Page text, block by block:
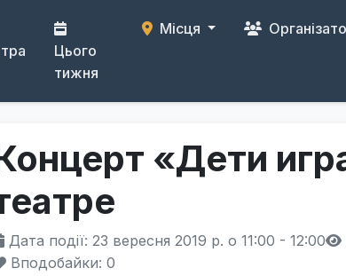
Цього
тижня
Місця
«Дети
Дата події: 23 вересня 2019 р. о 11:00 - 12:00
Вподобайки: 0